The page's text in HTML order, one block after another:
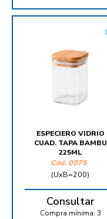
ESPECIERO VIDRIO
CUAD. TAPA BAMBU
225ML
Cód. 0075
(UxB=200)
Consultar
Compra mínima: 3